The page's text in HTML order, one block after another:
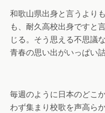
和歌山県出身と言うより
も、耐久高校出身ですと
じる。そう思える不思議
青春の思い出がいっぱい
毎週のように日本のどこ
わず集まり校歌を声高ら